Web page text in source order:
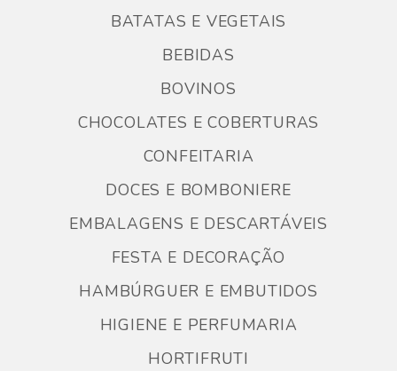
BATATAS E VEGETAIS
BEBIDAS
BOVINOS
CHOCOLATES E COBERTURAS
CONFEITARIA
DOCES E BOMBONIERE
EMBALAGENS E DESCARTÁVEIS
FESTA E DECORAÇÃO
HAMBÚRGUER E EMBUTIDOS
HIGIENE E PERFUMARIA
HORTIFRUTI